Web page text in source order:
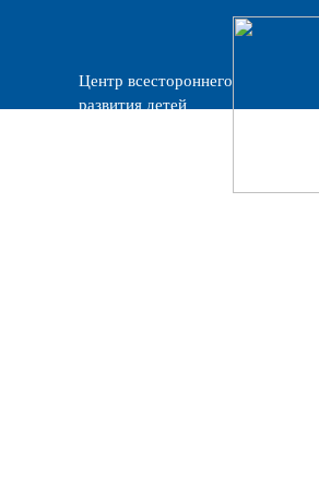
Центр всестороннего
развития детей